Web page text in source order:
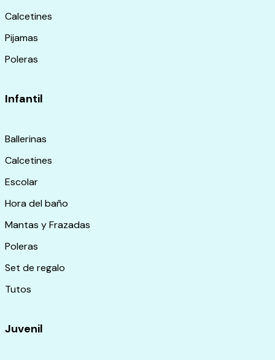
Calcetines
Pijamas
Poleras
Infantil
Ballerinas
Calcetines
Escolar
Hora del baño
Mantas y Frazadas
Poleras
Set de regalo
Tutos
Juvenil